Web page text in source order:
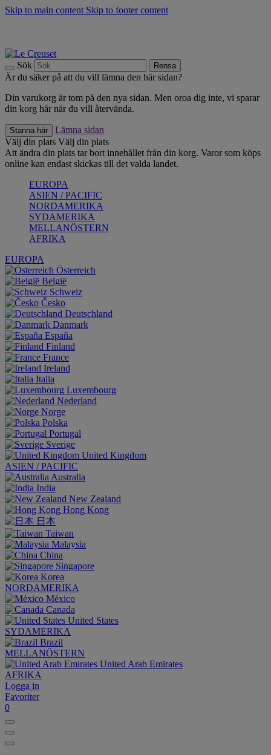
Skip to main content Skip to footer content
Sök Rensa
Är du säker på att du vill lämna den här sidan?
Din varukorg är tom på den nya sidan. Men oroa dig inte, vi sparar
din korg här när du vill återvända.
Stanna här
Lämna sidan
Välj din plats Välj din plats
Att ändra din plats tar bort innehållet från din korg. Varor som köps
online kan endast skickas till det valda landet.
EUROPA
ASIEN / PACIFIC
NORDAMERIKA
SYDAMERIKA
MELLANÖSTERN
AFRIKA
EUROPA
Österreich
België
Schweiz
Česko
Deutschland
Danmark
España
Finland
France
Ireland
Italia
Luxembourg
Nederland
Norge
Polska
Portugal
Sverige
United Kingdom
ASIEN / PACIFIC
Australia
India
New Zealand
Hong Kong
日本
Taiwan
Malaysia
China
Singapore
Korea
NORDAMERIKA
México
Canada
United States
SYDAMERIKA
Brazil
MELLANÖSTERN
United Arab Emirates
AFRIKA
Logga in
Favoriter
0